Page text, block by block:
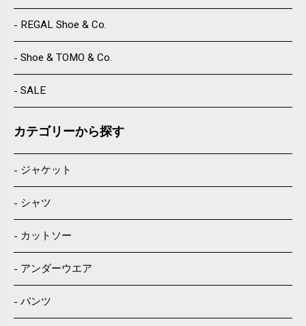
REGAL Shoe & Co.
Shoe & TOMO & Co.
SALE
カテゴリーから探す
ジャケット
シャツ
カットソー
アンダーウエア
パンツ